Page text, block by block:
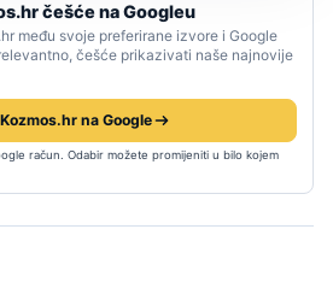
češće na Googleu
među svoje preferirane izvore i Google
češće prikazivati naše najnovije
na Google
račun. Odabir možete promijeniti u bilo kojem